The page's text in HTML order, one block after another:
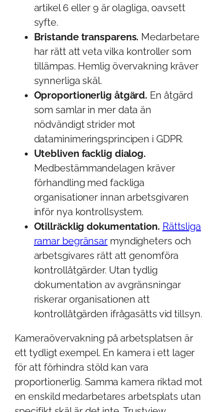
artikel 6 eller 9 är olagliga, oavsett
syfte.
Bristande transparens. Medarbetare
har rätt att veta vilka kontroller som
tillämpas. Hemlig övervakning kräver
synnerliga skäl.
Oproportionerlig åtgärd. En åtgärd
som samlar in mer data än
nödvändigt strider mot
dataminimeringsprincipen i GDPR.
Utebliven facklig dialog.
Medbestämmandelagen kräver
förhandling med fackliga
organisationer innan arbetsgivaren
inför nya kontrollsystem.
Otillräcklig dokumentation. Rättsliga
ramar begränsar myndigheters och
arbetsgivares rätt att genomföra
kontrollåtgärder. Utan tydlig
dokumentation av avgränsningar
riskerar organisationen att
kontrollåtgärden ifrågasätts vid tillsyn.
Kameraövervakning på arbetsplatsen är
ett tydligt exempel. En kamera i ett lager
för att förhindra stöld kan vara
proportionerlig. Samma kamera riktad mot
en enskild medarbetares arbetsplats utan